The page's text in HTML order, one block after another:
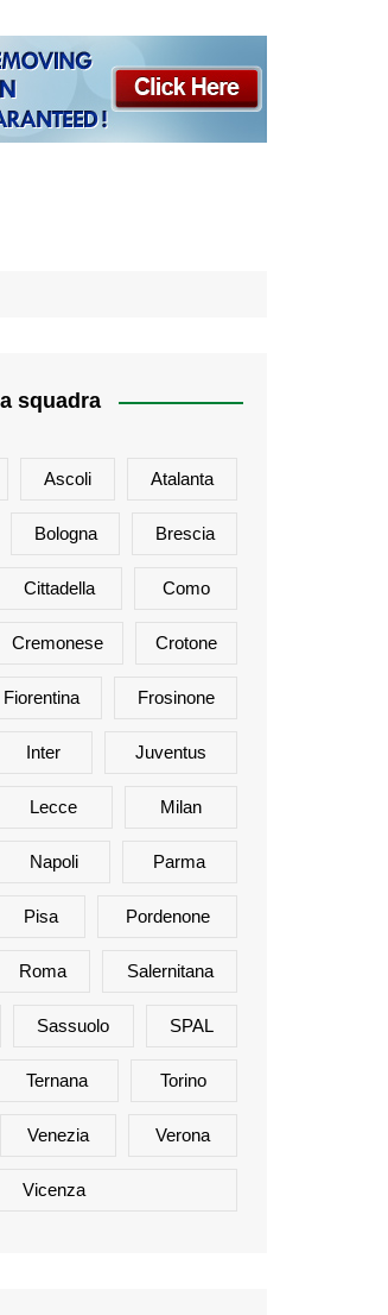
squadra
Ascoli Atalanta
Bologna Brescia
Cittadella Como
Cremonese Crotone
Fiorentina Frosinone
Inter Juventus
Lecce Milan
Napoli Parma
Pisa Pordenone
Roma Salernitana
Sassuolo SPAL
Ternana Torino
Venezia Verona
Vicenza